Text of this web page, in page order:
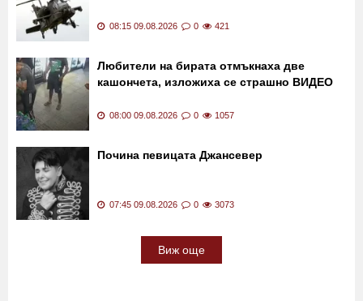
08:15 09.08.2026 0 421
Любители на бирата отмъкнаха две
кашончета, изложиха се страшно ВИДЕО
08:00 09.08.2026 0 1057
Почина певицата Джансевер
07:45 09.08.2026 0 3073
Виж още